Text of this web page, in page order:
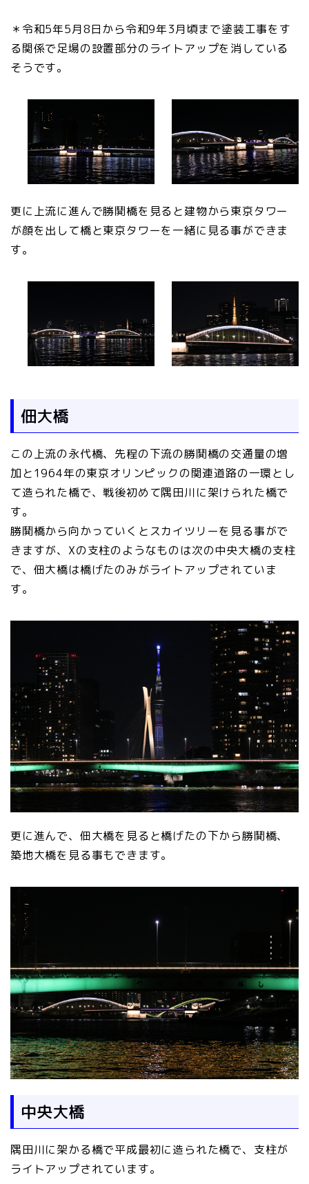
＊令和5年5月8日から令和9年3月頃まで塗装工事をす
る関係で足場の設置部分のライトアップを消している
そうです。
更に上流に進んで勝鬨橋を見ると建物から東京タワー
が顔を出して橋と東京タワーを一緒に見る事ができま
す。
佃大橋
この上流の永代橋、先程の下流の勝鬨橋の交通量の増
加と1964年の東京オリンピックの関連道路の一環とし
て造られた橋で、戦後初めて隅田川に架けられた橋で
す。
勝鬨橋から向かっていくとスカイツリーを見る事がで
きますが、Xの支柱のようなものは次の中央大橋の支柱
で、佃大橋は橋げたのみがライトアップされていま
す。
更に進んで、佃大橋を見ると橋げたの下から勝鬨橋、
築地大橋を見る事もできます。
中央大橋
隅田川に架かる橋で平成最初に造られた橋で、支柱が
ライトアップされています。